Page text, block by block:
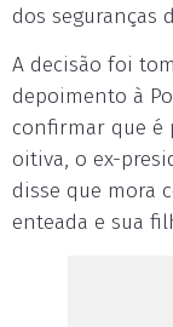
dos seguranças
A decisão foi
depoimento à
confirmar que é
oitiva, o ex-
disse que mora
enteada e sua